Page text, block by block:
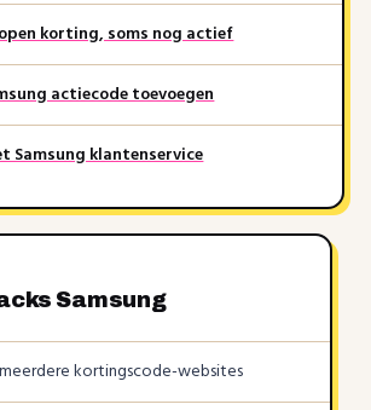
korting, soms nog actief
actiecode toevoegen
Samsung klantenservice
Samsung
kortingscode-websites